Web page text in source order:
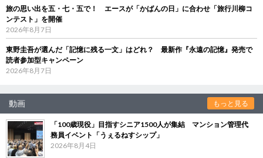
旅の思い出を五・七・五で！ エースが「かばんの日」に合わせ「旅行川柳コ
ンテスト」を開催
2026年8月7日
東野圭吾が選んだ「記憶に残る一文」はどれ？ 最新作『永遠の記憶』発売で
読者参加型キャンペーン
2026年8月7日
動画 もっと見る
「100歳現役」目指すシニア1500人が集結 マンション管理代
務員イベント「うぇるねすシップ」
2026年8月4日